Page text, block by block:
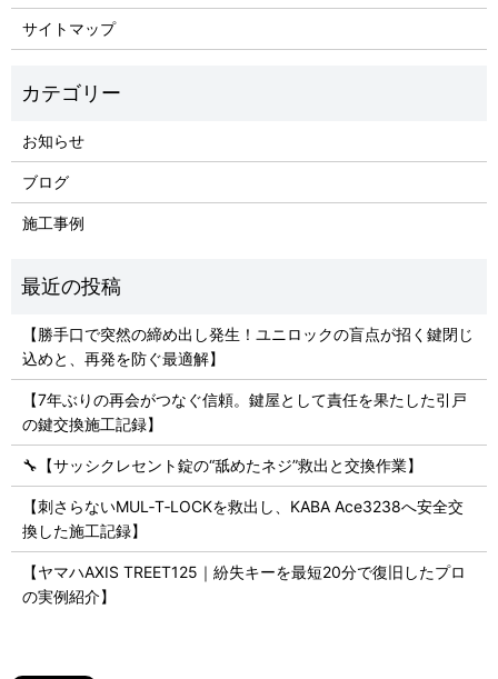
サイトマップ
お知らせ
ブログ
施工事例
【勝手口で突然の締め出し発生！ユニロックの盲点が招く鍵閉じ
込めと、再発を防ぐ最適解】
【7年ぶりの再会がつなぐ信頼。鍵屋として責任を果たした引戸
の鍵交換施工記録】
🔧【サッシクレセント錠の“舐めたネジ”救出と交換作業】
【刺さらないMUL‑T‑LOCKを救出し、KABA Ace3238へ安全交
換した施工記録】
【ヤマハAXIS TREET125｜紛失キーを最短20分で復旧したプロ
の実例紹介】